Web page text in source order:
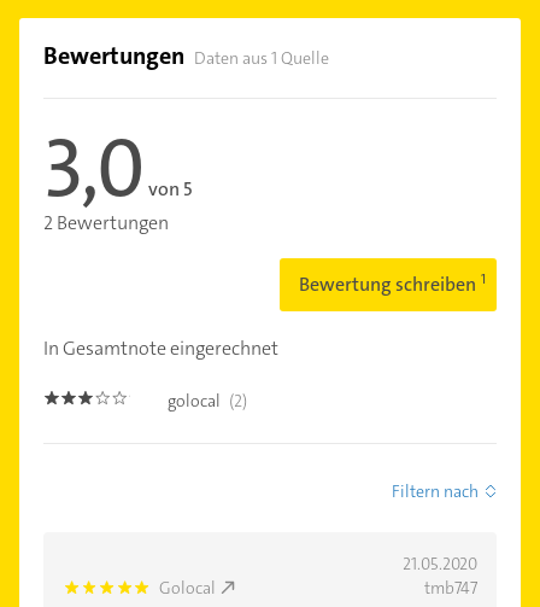
Bewertungen Daten aus 1 Quelle
3,0 von 5
2 Bewertungen
Bewertung schreiben
In Gesamtnote eingerechnet
3.0 golocal (2)
Filtern nach
21.05.2020
5.0 Golocal tmb747